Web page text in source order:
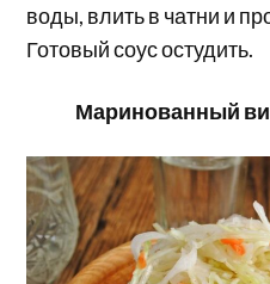
воды, влить в чатни и
Готовый соус остудить.
Маринованный